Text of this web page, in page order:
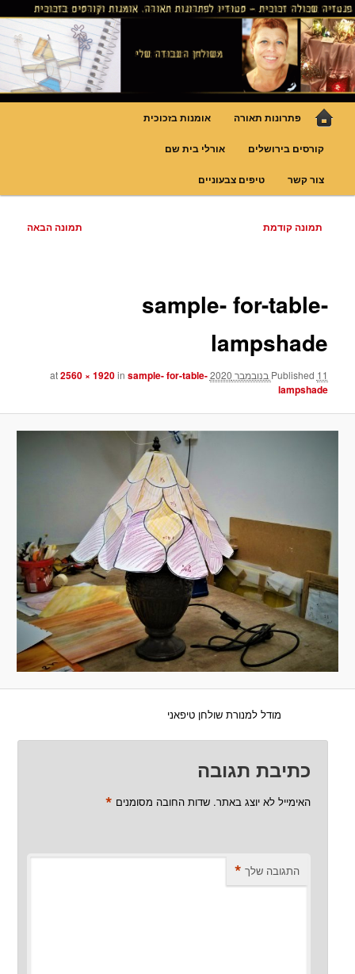
לדלג
לתוכן
פנטזיה – פתרונות תאורה וסטודיו
לויטראז
גופי תאורה אומנותיים בעבודת יד, ויטראזים לחלונות ולמחיצות דקורטיביות, קורסים
בויטראז ובפסיפס
תפריט
פתרונות תאורה אומנות בזכוכית
קורסים בירושלים אורלי בית שם
צור קשר טיפים צבעוניים
ניווט
תמונה קודמת תמונה הבאה
sample- for-table-
lampshade
Published 11 בנובמבר 2020 at
2560 × 1920in sample- for-table-
lampshade
מודל למנורת שולחן טיפאני
כתיבת תגובה
האימייל לא יוצג באתר. שדות החובה מסומנים *
התגובה שלך *